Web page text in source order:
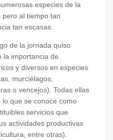
especies de la
al tiempo tan
tan escasas.
de la jornada quiso
la importancia de
y diversos en especies
murciélagos,
o vencejos). Todas ellas
que se conoce como
servicios que
actividades productivas
entre otras).